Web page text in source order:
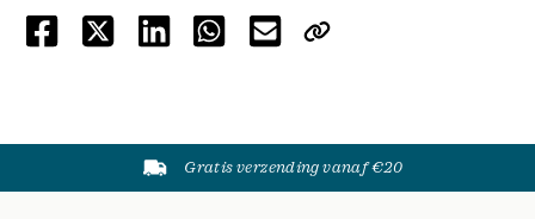
Gratis verzending vanaf €20